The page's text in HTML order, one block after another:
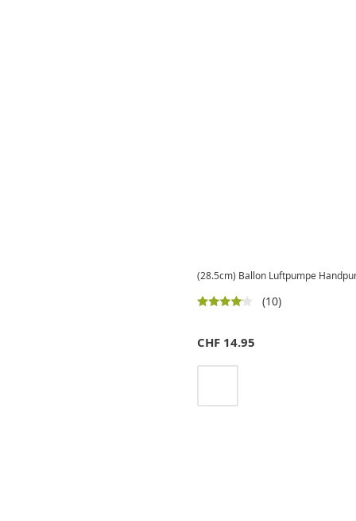
(28.5cm) Ballon Luftpumpe
(10)
CHF 14.95